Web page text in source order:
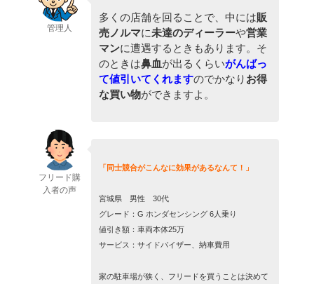
管理人
多くの店舗を回ることで、中には販
売ノルマに未達のディーラーや営業
マンに遭遇するときもあります。そ
のときは鼻血が出るくらいがんばっ
て値引いてくれますのでかなり お得
な買い物ができますよ。
フリード購
入者の声
「同士競合がこんなに効果があるなんて！」
宮城県 男性 30代
グレード：G ホンダセンシング 6人乗り
値引き額：車両本体25万
サービス：サイドバイザー、納車費用
家の駐車場が狭く、フリードを買うことは決めて